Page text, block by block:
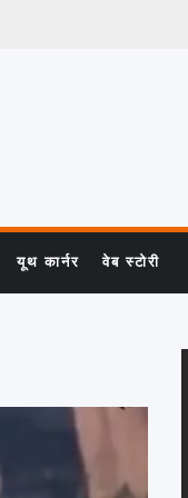
यूथ कार्नर वेब स्टोरी